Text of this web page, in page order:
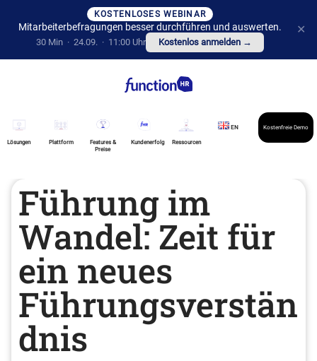
Lösungen Plattform
Features &
Preise
Kundenerfolg Ressourcen
EN Kostenfreie Demo
Führung im
Wandel: Zeit für
ein neues
Führungsverstän
dnis
KOSTENLOSES WEBINAR
Mitarbeiterbefragungen besser durchführen und auswerten.
30 Min · 24.09. · 11:00 Uhr Kostenlos anmelden →
✕